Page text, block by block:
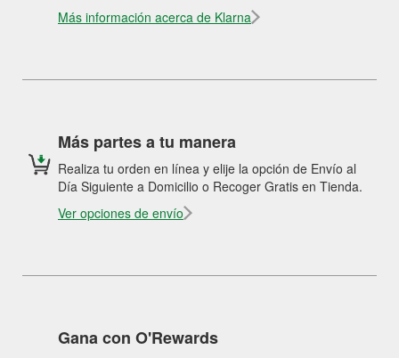
Más información acerca de Klarna
Más partes a tu manera
Realiza tu orden en línea y elije la opción de Envío al
Día Siguiente a Domicilio o Recoger Gratis en Tienda.
Ver opciones de envío
Gana con O'Rewards